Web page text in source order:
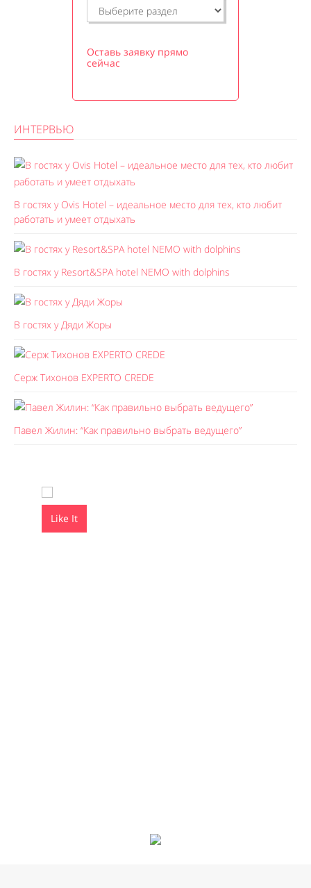
Оставь заявку прямо
сейчас
ИНТЕРВЬЮ
В гостях у Ovis Hotel – идеальное место для тех, кто любит
работать и умеет отдыхать
В гостях у Resort&SPA hotel NEMO with dolphins
В гостях у Дяди Жоры
Серж Тихонов EXPERTO CREDE
Павел Жилин: “Как правильно выбрать ведущего”
Like It